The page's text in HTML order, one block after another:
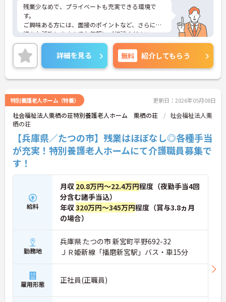
残業少なめで、プライベートも充実できる環境で
す。
ご興味ある方には、面接のポイントなど、さらに詳
細をお話致しますのでお気軽にご相談ください。
詳細を見る 無料 紹介してもらう
特別養護老人ホーム（特養） 更新日：2026年05月08日
社会福祉法人栗栖の荘特別養護老人ホーム 栗栖の荘
社会福祉法人栗
栖の荘
【兵庫県／たつの市】残業はほぼなし◎各種手当
が充実！特別養護老人ホームにて介護職員募集で
す！
給料
月収 20.8万円～22.4万円程度（夜勤手当4回
分含む諸手当込）
年収320万円～345万円程度（賞与3.8ヵ月
の場合）
勤務地
兵庫県 たつの市 新宮町平野692-32
ＪＲ姫新線「播磨新宮駅」バス・車15分
雇用形態 正社員(正職員)